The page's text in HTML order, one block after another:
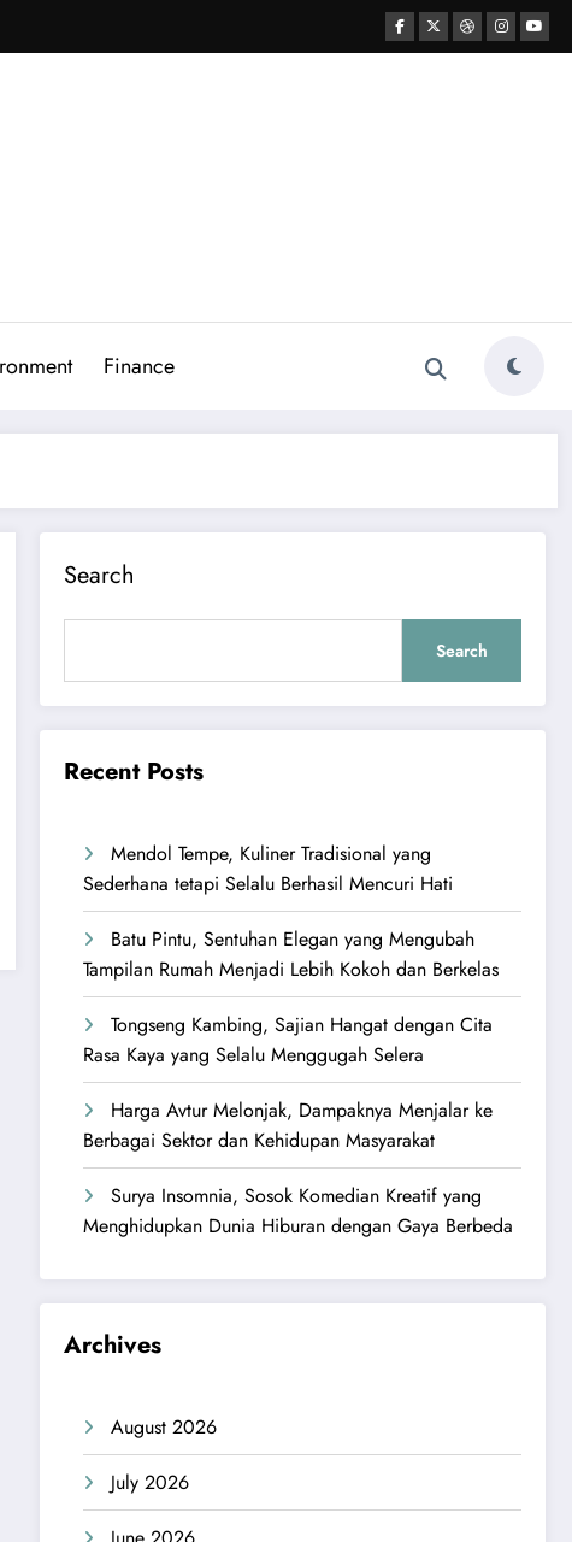
Finance
Search
Search
Recent Posts
Mendol Tempe, Kuliner Tradisional yang
Sederhana tetapi Selalu Berhasil Mencuri Hati
Batu Pintu, Sentuhan Elegan yang Mengubah
Tampilan Rumah Menjadi Lebih Kokoh dan Berkelas
Tongseng Kambing, Sajian Hangat dengan Cita
Rasa Kaya yang Selalu Menggugah Selera
Harga Avtur Melonjak, Dampaknya Menjalar ke
Berbagai Sektor dan Kehidupan Masyarakat
Surya Insomnia, Sosok Komedian Kreatif yang
Menghidupkan Dunia Hiburan dengan Gaya Berbeda
Archives
August 2026
July 2026